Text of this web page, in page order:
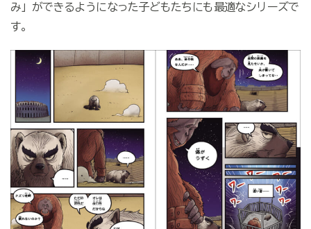
み」ができるようになった子どもたちにも最適なシリーズで
す。